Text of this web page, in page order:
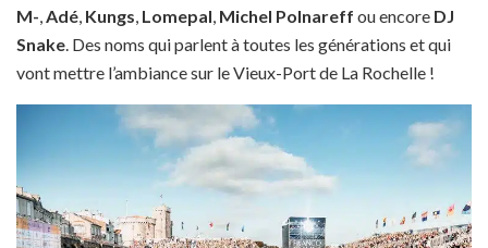
M-,Adé, Kungs, Lomepal, Michel Polnareff ou encore DJ
Snake. Des noms qui parlent à toutes les générations et qui
vont mettre l’ambiance sur le Vieux-Port de La Rochelle !